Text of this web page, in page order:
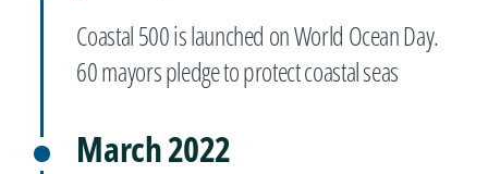
Coastal 500 is launched on World Ocean Day.
60 mayors pledge to protect coastal seas
March 2022